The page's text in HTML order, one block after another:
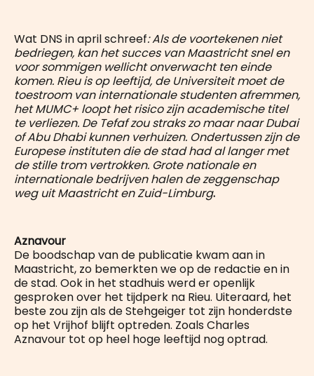
Wat DNS in april schreef: Als de voortekenen niet
bedriegen, kan het succes van Maastricht snel en
voor sommigen wellicht onverwacht ten einde
komen. Rieu is op leeftijd, de Universiteit moet de
toestroom van internationale studenten afremmen,
het MUMC+ loopt het risico zijn academische titel
te verliezen. De Tefaf zou straks zo maar naar Dubai
of Abu Dhabi kunnen verhuizen. Ondertussen zijn de
Europese instituten die de stad had al langer met
de stille trom vertrokken. Grote nationale en
internationale bedrijven halen de zeggenschap
weg uit Maastricht en Zuid-Limburg.
Aznavour
De boodschap van de publicatie kwam aan in
Maastricht, zo bemerkten we op de redactie en in
de stad. Ook in het stadhuis werd er openlijk
gesproken over het tijdperk na Rieu. Uiteraard, het
beste zou zijn als de Stehgeiger tot zijn honderdste
op het Vrijhof blijft optreden. Zoals Charles
Aznavour tot op heel hoge leeftijd nog optrad.